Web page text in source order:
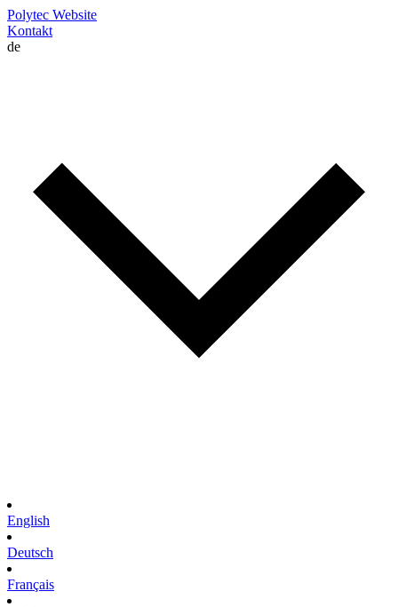
Polytec Website
Kontakt
de
English
Deutsch
Français